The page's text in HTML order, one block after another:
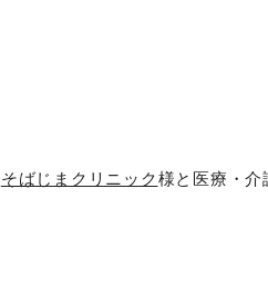
そばじまクリニック様と医療・介